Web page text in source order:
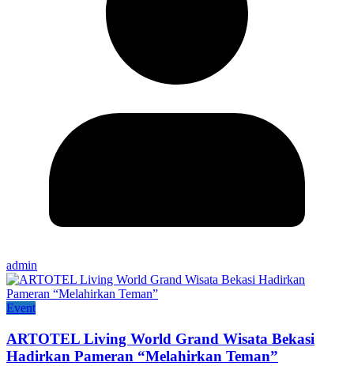
admin
Event
ARTOTEL Living World Grand Wisata Bekasi
Hadirkan Pameran “Melahirkan Teman”